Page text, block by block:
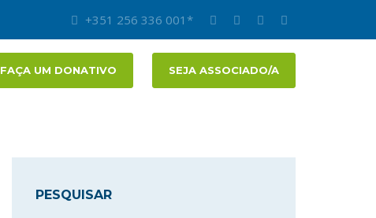
+351 256 336 001*
FAÇA UM DONATIVO SEJA ASSOCIADO/A
PESQUISAR